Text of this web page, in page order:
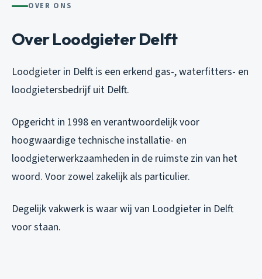
OVER ONS
Over Loodgieter Delft
Loodgieter in Delft is een erkend gas-, waterfitters- en
loodgietersbedrijf uit Delft.
Opgericht in 1998 en verantwoordelijk voor
hoogwaardige technische installatie- en
loodgieterwerkzaamheden in de ruimste zin van het
woord. Voor zowel zakelijk als particulier.
Degelijk vakwerk is waar wij van Loodgieter in Delft
voor staan.